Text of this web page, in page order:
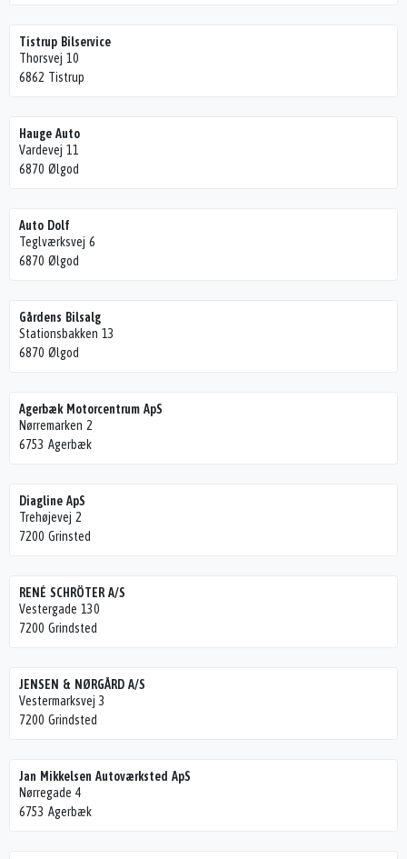
Tistrup Bilservice
Thorsvej 10
6862 Tistrup
Hauge Auto
Vardevej 11
6870 Ølgod
Auto Dolf
Teglværksvej 6
6870 Ølgod
Gårdens Bilsalg
Stationsbakken 13
6870 Ølgod
Agerbæk Motorcentrum ApS
Nørremarken 2
6753 Agerbæk
Diagline ApS
Trehøjevej 2
7200 Grinsted
RENÉ SCHRÖTER A/S
Vestergade 130
7200 Grindsted
JENSEN & NØRGÅRD A/S
Vestermarksvej 3
7200 Grindsted
Jan Mikkelsen Autoværksted ApS
Nørregade 4
6753 Agerbæk